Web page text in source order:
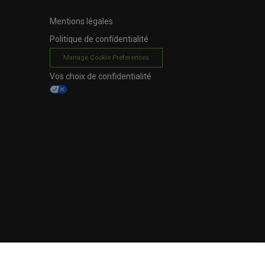
Mentions légales
Politique de confidentialité
Manage Cookie Preferences
Vos choix de confidentialité